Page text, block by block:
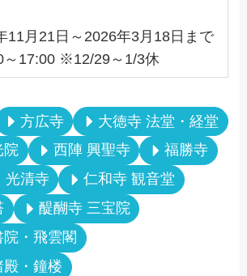
11月21日～2026年3月18日まで
～17:00 ※12/29～1/3休
方広寺
大徳寺 法堂・経堂
院
西陣 興聖寺
福勝寺
光清寺
仁和寺 観音堂
醍醐寺 三宝院
・飛雲閣
・鐘楼